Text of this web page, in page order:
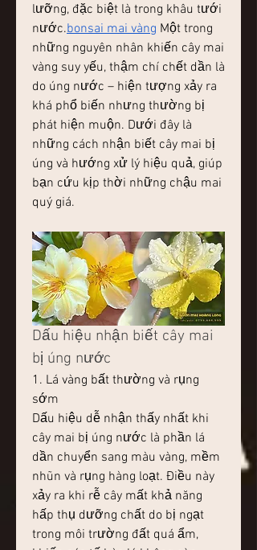
lưỡng, đặc biệt là trong khâu tưới
nước.bonsai mai vàng Một trong
những nguyên nhân khiến cây mai
vàng suy yếu, thậm chí chết dần là
do úng nước – hiện tượng xảy ra
khá phổ biến nhưng thường bị
phát hiện muộn. Dưới đây là
những cách nhận biết cây mai bị
úng và hướng xử lý hiệu quả, giúp
bạn cứu kịp thời những chậu mai
quý giá.
Dấu hiệu nhận biết cây mai
bị úng nước
1. Lá vàng bất thường và rụng
sớm
Dấu hiệu dễ nhận thấy nhất khi
cây mai bị úng nước là phần lá
dần chuyển sang màu vàng, mềm
nhũn và rụng hàng loạt. Điều này
xảy ra khi rễ cây mất khả năng
hấp thụ dưỡng chất do bị ngạt
trong môi trường đất quá ẩm,